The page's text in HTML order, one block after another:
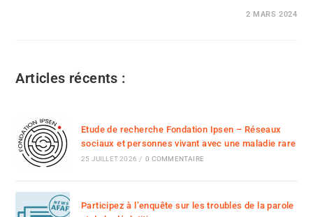
2 MARS 2024
Articles récents :
Etude de recherche Fondation Ipsen – Réseaux
sociaux et personnes vivant avec une maladie rare
25 JUILLET 2026 / 0 COMMENTAIRE
Participez à l’enquête sur les troubles de la parole